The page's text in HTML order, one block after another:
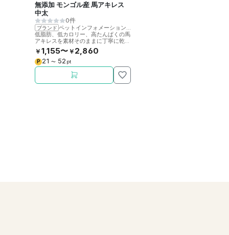
無添加 モンゴル産 馬アキレス
中太
0件
ブランド
低脂肪、低カロリー、高たんぱくの馬
アキレスを素材そのままに丁寧に乾燥
させました。噛むことで歯の健康をサ
ポート。
￥ 1,155〜 ￥ 2,860
P 21 〜 52 pt